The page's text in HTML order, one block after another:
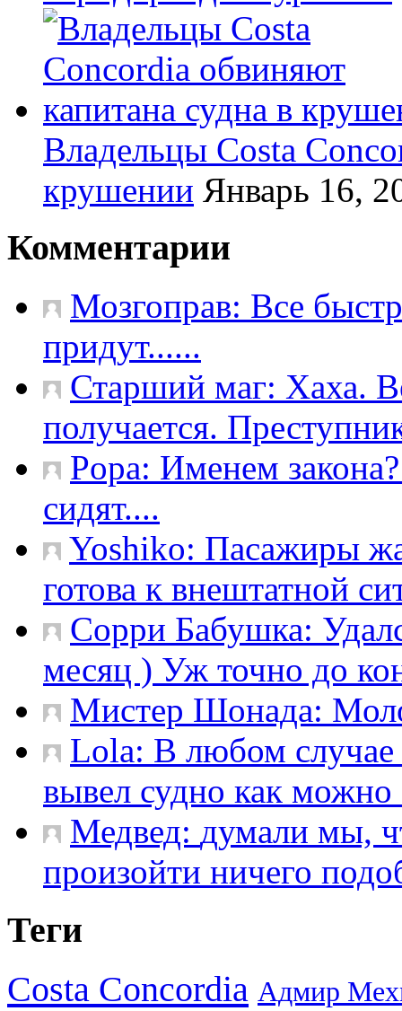
Владельцы Costa
крушении Январь 16,
Комментарии
Мозгоправ: Все
придут......
Старший маг: Хаха.
получается.
Popa: Именем
сидят....
Yoshiko: Пасажиры
готова к внештатной
Сорри Бабушка:
месяц ) Уж точно до
Мистер Шонада:
Lola: В любом случае
вывел судно как можно
Медвед: думали мы,
произойти ничего
Теги
Costa Concordia Адмир